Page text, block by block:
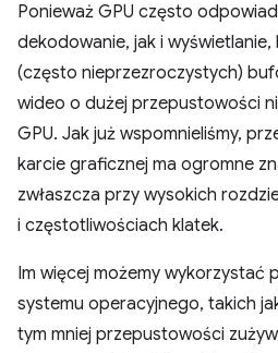
Ponieważ GPU często
dekodowanie, jak i
(często nieprzezroczystych)
wideo o dużej przepustowości
GPU. Jak już wspomnieliśmy,
karcie graficznej ma ogromne
zwłaszcza przy wysokich
i częstotliwościach klatek.
Im więcej możemy wykorzystać
systemu operacyjnego, takich
tym mniej przepustowości